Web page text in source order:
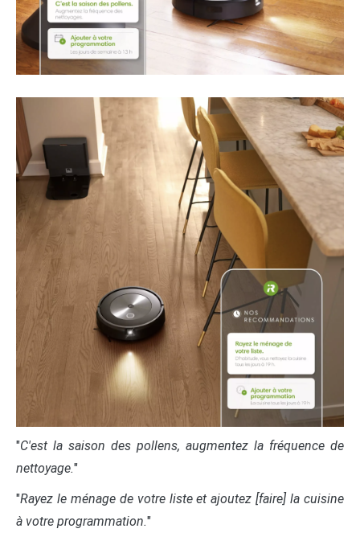
"C'est la saison des pollens, augmentez la fréquence de
nettoyage."
"Rayez le ménage de votre liste et ajoutez [faire] la cuisine
à votre programmation."